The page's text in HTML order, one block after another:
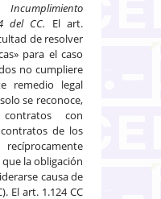
del CC.
El art.
de resolver
para el caso
no cumpliere
remedio legal
se reconoce,
con
de los
la obligación
causa de
El art. 1.124 CC